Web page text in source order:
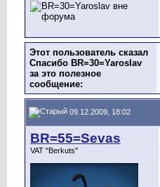
Этот пользователь сказал
Спасибо BR=30=Yaroslav
за это полезное
сообщение:
09.12.2009, 18:02
BR=55=Sevas
VAT "Berkuts"